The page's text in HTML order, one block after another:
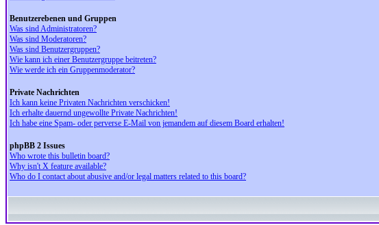
Benutzerebenen und Gruppen
Was sind Administratoren?
Was sind Moderatoren?
Was sind Benutzergruppen?
Wie kann ich einer Benutzergruppe beitreten?
Wie werde ich ein Gruppenmoderator?
Private Nachrichten
Ich kann keine Privaten Nachrichten verschicken!
Ich erhalte dauernd ungewollte Private Nachrichten!
Ich habe eine Spam- oder perverse E-Mail von jemandem auf diesem Board erhalten!
phpBB 2 Issues
Who wrote this bulletin board?
Why isn't X feature available?
Who do I contact about abusive and/or legal matters related to this board?